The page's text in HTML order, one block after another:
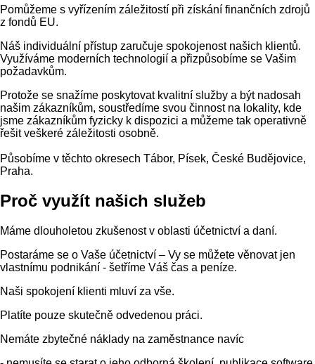
Pomůžeme s vyřízením záležitostí při získání finančních zdrojů
z fondů EU.
Náš individuální přístup zaručuje spokojenost našich klientů.
Využíváme moderních technologií a přizpůsobíme se Vašim
požadavkům.
Protože se snažíme poskytovat kvalitní služby a být nadosah
našim zákazníkům, soustředíme svou činnost na lokality, kde
jsme zákazníkům fyzicky k dispozici a můžeme tak operativně
řešit veškeré záležitosti osobně.
Působíme v těchto okresech Tábor, Písek, České Budějovice,
Praha.
Proč využít našich služeb
Máme dlouholetou zkušenost v oblasti účetnictví a daní.
Postaráme se o Vaše účetnictví – Vy se můžete věnovat jen
vlastnímu podnikání - šetříme Váš čas a peníze.
Naši spokojení klienti mluví za vše.
Platíte pouze skutečně odvedenou práci.
Nemáte zbytečné náklady na zaměstnance navíc